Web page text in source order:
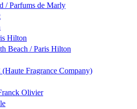
/ Parfums de Marly
Hilton
Beach / Paris Hilton
Fragrance Company)
Olivier